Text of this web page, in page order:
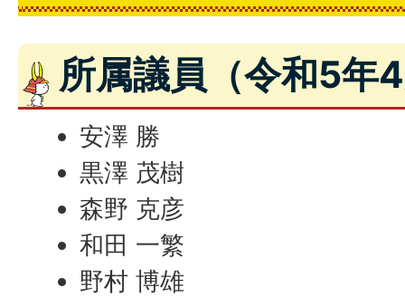
所属議員（令和5年
安澤 勝
黒澤 茂樹
森野 克彦
和田 一繁
野村 博雄